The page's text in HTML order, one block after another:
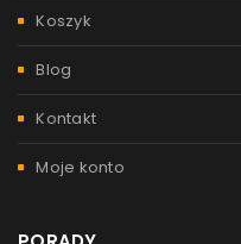
Koszyk
Blog
Kontakt
Moje konto